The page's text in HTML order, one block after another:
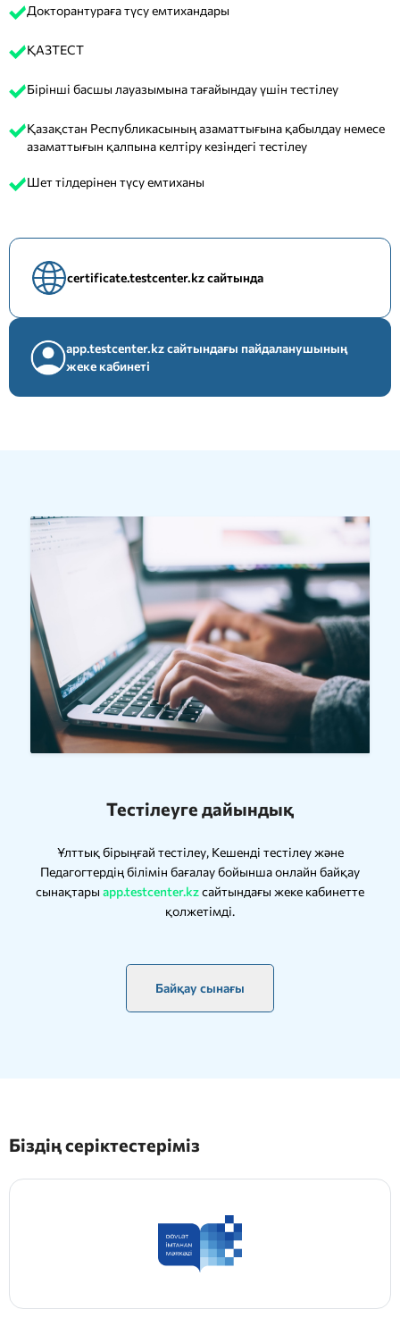
Докторантураға түсу емтихандары
ҚАЗТЕСТ
Бірінші басшы лауазымына тағайындау үшін тестілеу
Қазақстан Республикасының азаматтығына қабылдау немесе
азаматтығын қалпына келтіру кезіндегі тестілеу
Шет тілдерінен түсу емтиханы
certificate.testcenter.kz сайтында
app.testcenter.kz сайтындағы пайдаланушының
жеке кабинеті
Тестілеуге дайындық
Ұлттық бірыңғай тестілеу, Кешенді тестілеу және
Педагогтердің білімін бағалау бойынша онлайн байқау
сынақтары app.testcenter.kzсайтындағы жеке кабинетте
қолжетімді.
Байқау сынағы
Біздің серіктестеріміз